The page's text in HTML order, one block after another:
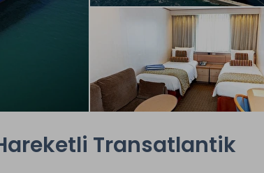
Transatlantik